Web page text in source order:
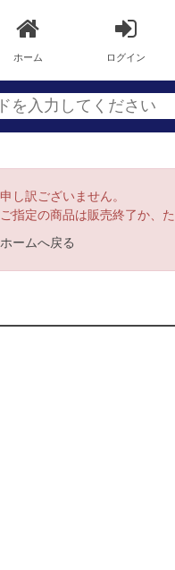
ホーム ログイン
申し訳ございません。
ご指定の商品は販売終了か、
ホームへ戻る